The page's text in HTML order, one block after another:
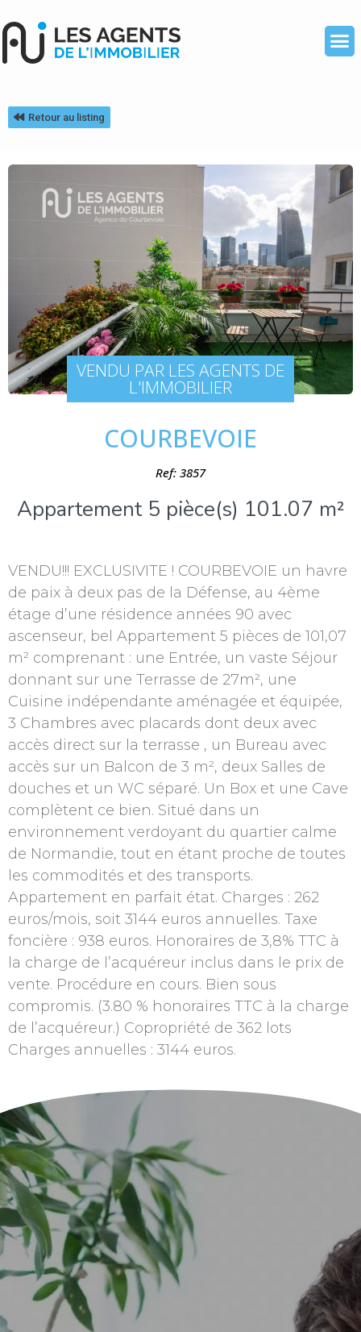
Retour au listing
VENDU PAR LES AGENTS DE
L'IMMOBILIER
COURBEVOIE
Ref: 3857
Appartement 5 pièce(s) 101.07 m²
VENDU!!! EXCLUSIVITE ! COURBEVOIE un havre
de paix à deux pas de la Défense, au 4ème
étage d’une résidence années 90 avec
ascenseur, bel Appartement 5 pièces de 101,07
m² comprenant : une Entrée, un vaste Séjour
donnant sur une Terrasse de 27m², une
Cuisine indépendante aménagée et équipée,
3 Chambres avec placards dont deux avec
accès direct sur la terrasse , un Bureau avec
accès sur un Balcon de 3 m², deux Salles de
douches et un WC séparé. Un Box et une Cave
complètent ce bien. Situé dans un
environnement verdoyant du quartier calme
de Normandie, tout en étant proche de toutes
les commodités et des transports.
Appartement en parfait état. Charges : 262
euros/mois, soit 3144 euros annuelles. Taxe
foncière : 938 euros. Honoraires de 3,8% TTC à
la charge de l’acquéreur inclus dans le prix de
vente. Procédure en cours. Bien sous
compromis. (3.80 % honoraires TTC à la charge
de l’acquéreur.) Copropriété de 362 lots
Charges annuelles : 3144 euros.